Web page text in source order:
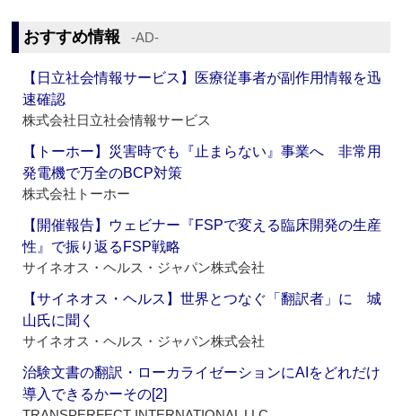
おすすめ情報 ‐AD‐
【日立社会情報サービス】医療従事者が副作用情報を迅
速確認
株式会社日立社会情報サービス
【トーホー】災害時でも『止まらない』事業へ 非常用
発電機で万全のBCP対策
株式会社トーホー
【開催報告】ウェビナー『FSPで変える臨床開発の生産
性』で振り返るFSP戦略
サイネオス・ヘルス・ジャパン株式会社
【サイネオス・ヘルス】世界とつなぐ「翻訳者」に 城
山氏に聞く
サイネオス・ヘルス・ジャパン株式会社
治験文書の翻訳・ローカライゼーションにAIをどれだけ
導入できるかーその[2]